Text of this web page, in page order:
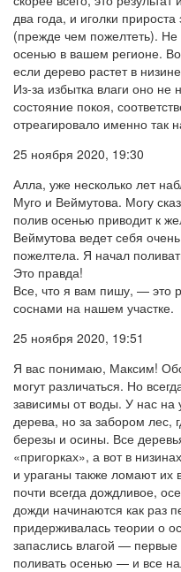
два года, и иголки прироста
(прежде чем пожелтеть). Не
осенью в вашем регионе.
если дерево растет в
Из-за избытка влаги оно
состояние покоя,
отреагировало именно так
25 ноября 2020, 19:30
Алла, уже несколько лет
Муго и Веймутова. Могу
полив осенью приводит к
Веймутова ведет себя
пожелтела. Я начал
Это правда!
Все, что я вам пишу, — это
соснами на нашем участке.
25 ноября 2020, 19:51
Я вас понимаю, Максим!
могут различаться. Но
зависимы от воды. У нас на
дерева, но за забором лес,
березы и осины. Все
«пригорках», а вот в
и ураганы также ломают их
почти всегда дождливое,
дожди начинаются как раз
придерживалась теории о
запаслись влагой —
поливать осенью — и все